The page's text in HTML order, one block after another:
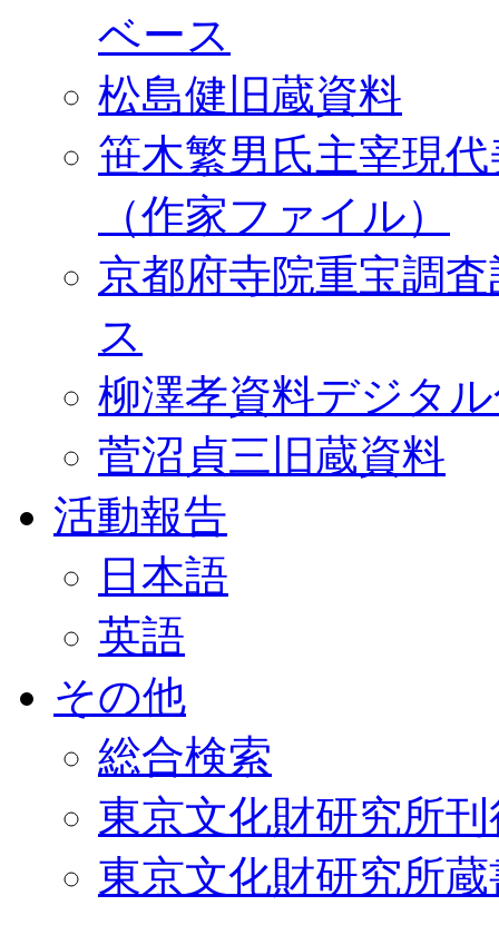
ベース
松島健旧蔵資料
笹木繁男氏主宰現
（作家ファイル）
京都府寺院重宝調
ス
柳澤孝資料デジタ
菅沼貞三旧蔵資料
活動報告
日本語
英語
その他
総合検索
東京文化財研究所
東京文化財研究所